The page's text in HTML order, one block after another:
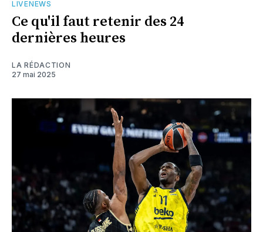
LIVENEWS
Ce qu'il faut retenir des 24
dernières heures
LA RÉDACTION
27 mai 2025